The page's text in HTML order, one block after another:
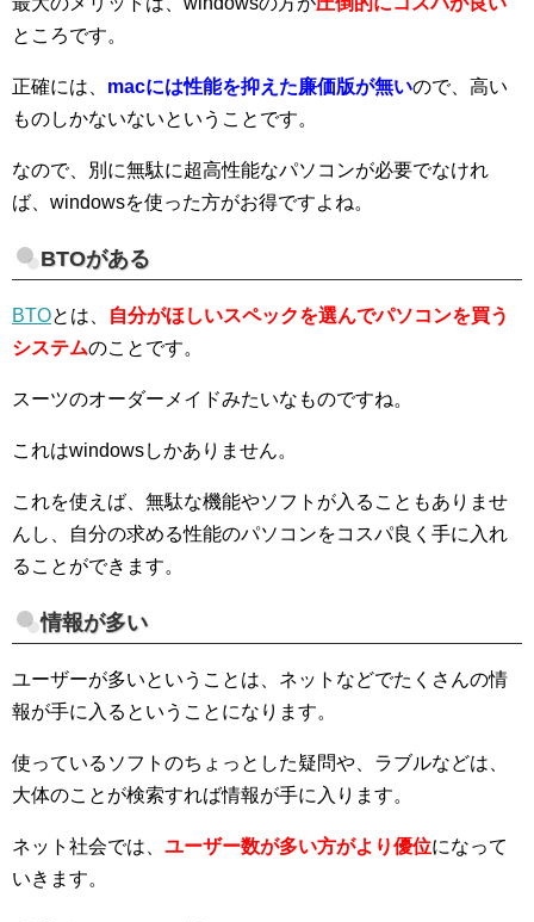
ところです。
正確には、 macには性能を抑えた廉価版が無いので、高い
ものしかないないということです。
なので、別に無駄に超高性能なパソコンが必要でなけれ
ば、windowsを使った方がお得ですよね。
BTOがある
BTOとは、
自分がほしいスペックを選んでパソコンを買う
システムのことです。
スーツのオーダーメイドみたいなものですね。
これはwindowsしかありません。
これを使えば、無駄な機能やソフトが入ることもありませ
んし、自分の求める性能のパソコンをコスパ良く手に入れ
ることができます。
情報が多い
ユーザーが多いということは、ネットなどでたくさんの情
報が手に入るということになります。
使っているソフトのちょっとした疑問や、ラブルなどは、
大体のことが検索すれば情報が手に入ります。
ネット社会では、 ユーザー数が多い方がより優位になって
いきます。